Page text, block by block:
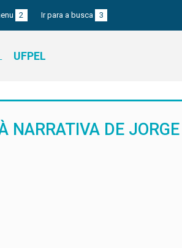
2 Ir para a busca 3
UFPEL
NARRATIVA DE